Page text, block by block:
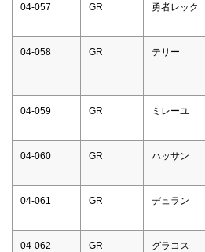
04-057 GR 勇者レック
04-058 GR テリー
04-059 GR ミレーユ
04-060 GR ハッサン
04-061 GR デュラン
04-062 GR グラコス